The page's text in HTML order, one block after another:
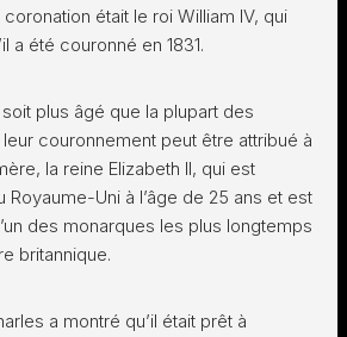
était le roi William IV, qui
a été couronné en 1831.
plus âgé que la plupart des
couronnement peut être attribué à
la reine Elizabeth II, qui est
Royaume-Uni à l’âge de 25 ans et est
des monarques les plus longtemps
britannique.
a montré qu’il était prêt à